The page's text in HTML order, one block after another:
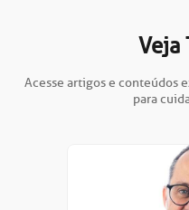
Veja
Acesse artigos e conteúdos
para